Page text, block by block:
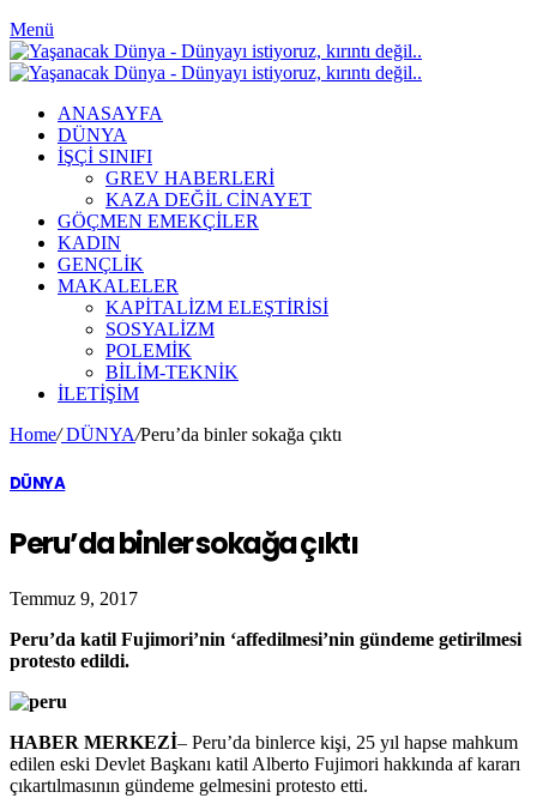
Menü
ANASAYFA
DÜNYA
İŞÇİ SINIFI
GREV HABERLERİ
KAZA DEĞİL CİNAYET
GÖÇMEN EMEKÇİLER
KADIN
GENÇLİK
MAKALELER
KAPİTALİZM ELEŞTİRİSİ
SOSYALİZM
POLEMİK
BİLİM-TEKNİK
ILETIŞIM
Home/DÜNYA/Peru’da binler sokağa çıktı
DÜNYA
Peru’da binler sokağa çıktı
Temmuz 9, 2017
Peru’da katil Fujimori’nin ‘affedilmesi’nin gündeme getirilmesi
protesto edildi.
HABER MERKEZİ– Peru’da binlerce kişi, 25 yıl hapse mahkum
edilen eski Devlet Başkanı katil Alberto Fujimori hakkında af kararı
çıkartılmasının gündeme gelmesini protesto etti.